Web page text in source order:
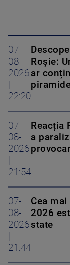
07-
08-
2026
22:20
Roșie:
ar
07-
08-
2026
21:54
Reacția
a
07-
08-
2026
21:44
Cea
2026
state